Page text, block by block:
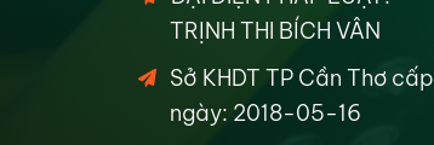
TRỊNH THI BÍCH VÂN
Sở KHDT TP Cần Thơ cấp
ngày: 2018-05-16